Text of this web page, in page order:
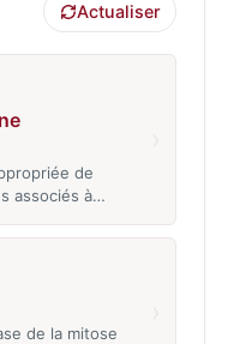
Actualiser
de
associés à…
de la mitose